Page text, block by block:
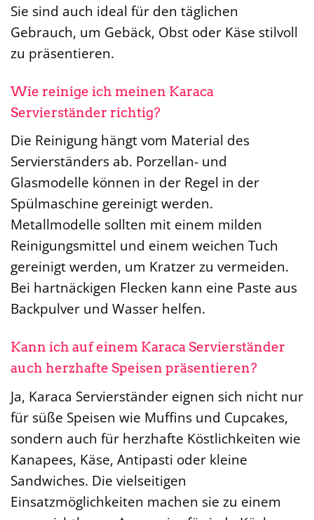
Sie sind auch ideal für den täglichen
Gebrauch, um Gebäck, Obst oder Käse stilvoll
zu präsentieren.
Wie reinige ich meinen Karaca
Servierständer richtig?
Die Reinigung hängt vom Material des
Servierständers ab. Porzellan- und
Glasmodelle können in der Regel in der
Spülmaschine gereinigt werden.
Metallmodelle sollten mit einem milden
Reinigungsmittel und einem weichen Tuch
gereinigt werden, um Kratzer zu vermeiden.
Bei hartnäckigen Flecken kann eine Paste aus
Backpulver und Wasser helfen.
Kann ich auf einem Karaca Servierständer
auch herzhafte Speisen präsentieren?
Ja, Karaca Servierständer eignen sich nicht nur
für süße Speisen wie Muffins und Cupcakes,
sondern auch für herzhafte Köstlichkeiten wie
Kanapees, Käse, Antipasti oder kleine
Sandwiches. Die vielseitigen
Einsatzmöglichkeiten machen sie zu einem